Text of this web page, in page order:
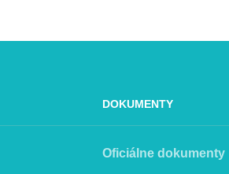
DOKUMENTY
Oficiálne dokumenty